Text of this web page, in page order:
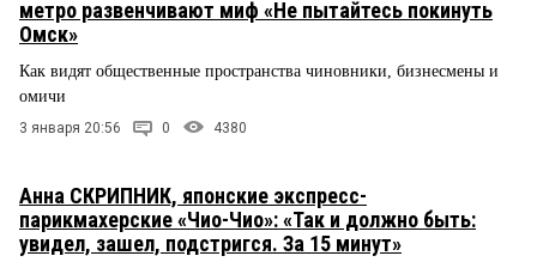
метро развенчивают миф «Не пытайтесь покинуть
Омск»
Как видят общественные пространства чиновники, бизнесмены и
омичи
3 января 20:56 0 4380
Анна СКРИПНИК, японские экспресс-
парикмахерские «Чио-Чио»: «Так и должно быть:
увидел, зашел, подстригся. За 15 минут»